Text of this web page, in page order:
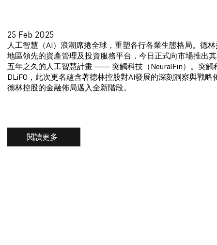
25 Feb 2025
人工智慧（AI）浪潮席捲全球，重塑各行各業生態格局。德
地區領先的資產管理及投資服務平台，今日正式向市場推出
五年之久的人工智慧計畫 —— 突觸科技（NeuralFin）。突觸
DLiFO，此次更名蘊含著德林控股對AI發展的深刻洞察與戰略
德林控股的金融佈局邁入全新階段。
閱讀更多